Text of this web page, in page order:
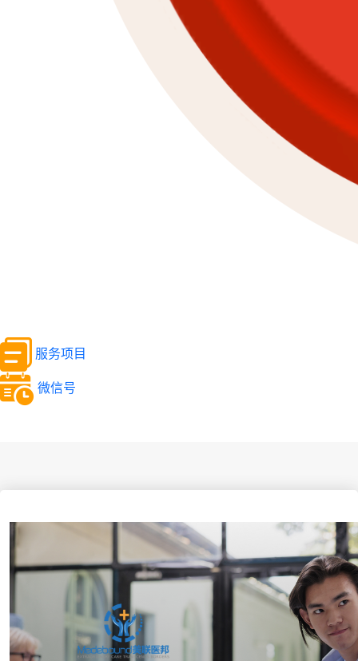
服务项目
微信号